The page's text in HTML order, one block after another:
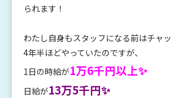
られます！
わたし自身もスタッフになる前はチャ
4年半ほどやっていたのですが、
1日の時給が1万6千円以上✨
日給が13万5千円✨